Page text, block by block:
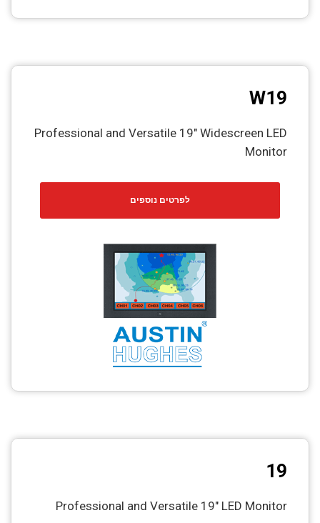
W19
Professional and Versatile 19″ Widescreen LED
Monitor
לפרטים נוספים
19
Professional and Versatile 19″ LED Monitor